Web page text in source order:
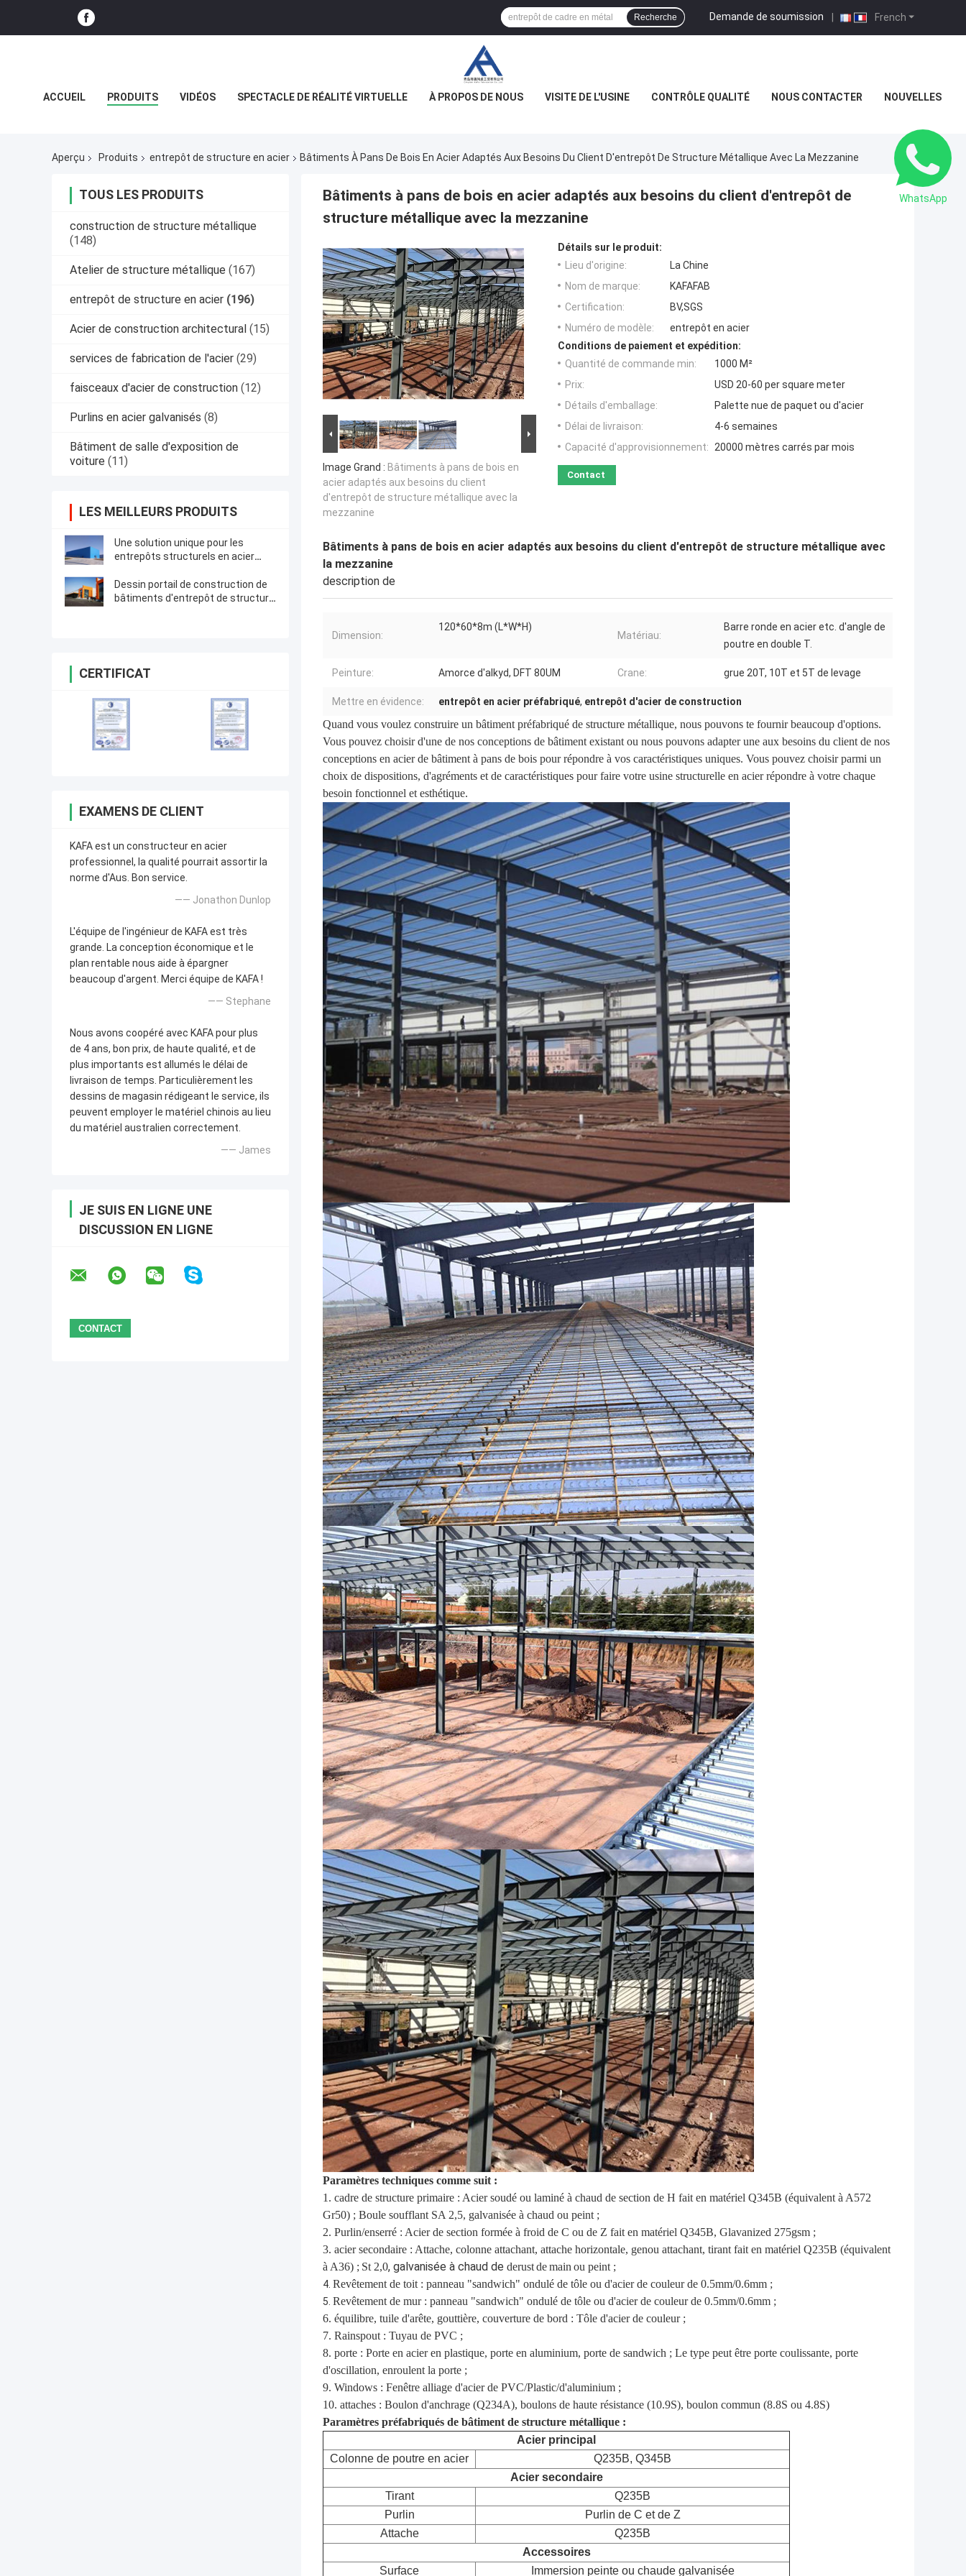
French
Demande de soumission |
Recherche
ACCUEIL PRODUITS VIDÉOS SPECTACLE DE RÉALITÉ VIRTUELLE À PROPOS DE NOUS VISITE DE L'USINE CONTRÔLE QUALITÉ NOUS CONTACTER NOUVELLES
Aperçu Produits entrepôt de structure en acier Bâtiments À Pans De Bois En Acier Adaptés Aux Besoins Du Client D'entrepôt De Structure Métallique Avec La Mezzanine
TOUS LES PRODUITS
construction de structure métallique
(148)
Atelier de structure métallique (167)
entrepôt de structure en acier (196)
Acier de construction architectural (15)
services de fabrication de l'acier (29)
faisceaux d'acier de construction (12)
Purlins en acier galvanisés (8)
Bâtiment de salle d'exposition de
voiture (11)
LES MEILLEURS PRODUITS
Une solution unique pour les
entrepôts structurels en acier
Dessin portail de construction de
bâtiments d'entrepôt de structure
CERTIFICAT
EXAMENS DE CLIENT
KAFA est un constructeur en acier
professionnel, la qualité pourrait assortir la
norme d'Aus. Bon service.
—— Jonathon Dunlop
L'équipe de l'ingénieur de KAFA est très
grande. La conception économique et le
plan rentable nous aide à épargner
beaucoup d'argent. Merci équipe de KAFA !
—— Stephane
Nous avons coopéré avec KAFA pour plus
de 4 ans, bon prix, de haute qualité, et de
plus importants est allumés le délai de
livraison de temps. Particulièrement les
dessins de magasin rédigeant le service, ils
peuvent employer le matériel chinois au lieu
du matériel australien correctement.
—— James
JE SUIS EN LIGNE UNE
DISCUSSION EN LIGNE
Bâtiments à pans de bois en acier adaptés aux besoins du client d'entrepôt de
structure métallique avec la mezzanine
Image Grand : Bâtiments à pans de bois en
acier adaptés aux besoins du client
d'entrepôt de structure métallique avec la
mezzanine
Détails sur le produit:
Lieu d'origine:
La Chine
Nom de marque:
KAFAFAB
Certification:
BV,SGS
Numéro de modèle:
entrepôt en acier
Conditions de paiement et expédition:
Quantité de commande min:
1000 M²
Prix:
USD 20-60 per square meter
Détails d'emballage:
Palette nue de paquet ou d'acier
Délai de livraison:
4-6 semaines
Capacité d'approvisionnement: 20000 mètres carrés par mois
Contact
Bâtiments à pans de bois en acier adaptés aux besoins du client d'entrepôt de structure métallique avec
la mezzanine
description de
Dimension:
120*60*8m (L*W*H)
Matériau:
Barre ronde en acier etc. d'angle de
poutre en double T.
Peinture: Amorce d'alkyd, DFT 80UM Crane: grue 20T, 10T et 5T de levage
Mettre en évidence: entrepôt en acier préfabriqué, entrepôt d'acier de construction
Quand vous voulez construire un bâtiment préfabriqué de structure métallique, nous pouvons te fournir beaucoup d'options.
Vous pouvez choisir d'une de nos conceptions de bâtiment existant ou nous pouvons adapter une aux besoins du client de nos
conceptions en acier de bâtiment à pans de bois pour répondre à vos caractéristiques uniques. Vous pouvez choisir parmi un
choix de dispositions, d'agréments et de caractéristiques pour faire votre usine structurelle en acier répondre à votre chaque
besoin fonctionnel et esthétique.
Paramètres techniques comme suit :
1. cadre de structure primaire : Acier soudé ou laminé à chaud de section de H fait en matériel Q345B (équivalent à A572
Gr50) ; Boule soufflant SA 2,5, galvanisée à chaud ou peint ;
2. Purlin/enserré : Acier de section formée à froid de C ou de Z fait en matériel Q345B, Glavanized 275gsm ;
3. acier secondaire : Attache, colonne attachant, attache horizontale, genou attachant, tirant fait en matériel Q235B (équivalent
à A36) ; St 2,0, galvanisée à chaud de derustdemain ou peint ;
4. Revêtement de toit : panneau "sandwich" ondulé de tôle ou d'acier de couleur de 0.5mm/0.6mm ;
5. Revêtement de mur : panneau "sandwich" ondulé de tôle ou d'acier de couleur de 0.5mm/0.6mm ;
6. équilibre, tuile d'arête, gouttière, couverture de bord : Tôle d'acier de couleur ;
7. Rainspout : Tuyau de PVC ;
8. porte : Porte en acier en plastique, porte en aluminium, porte de sandwich ; Le type peut être porte coulissante, porte
d'oscillation, enroulent la porte ;
9. Windows : Fenêtre alliage d'acier de PVC/Plastic/d'aluminium ;
10. attaches : Boulon d'anchrage (Q234A), boulons de haute résistance (10.9S), boulon commun (8.8S ou 4.8S)
Paramètres préfabriqués de bâtiment de structure métallique :
Acier principal
Colonne de poutre en acier
Q235B, Q345B
Acier secondaire
Tirant
Q235B
Purlin
Purlin de C et de Z
Attache
Q235B
Accessoires
Surface
Immersion peinte ou chaude galvanisée
WhatsApp